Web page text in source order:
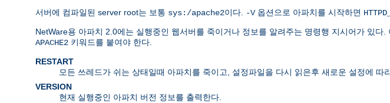
서버에 컴파일된 server root는 보통 sys:/apache2이다. -V옵션으로 아파치를 시작하면
NetWare용 아파치 2.0에는 실행중인 웹서버를 죽이거나 정보를 알려주는 명령행 지시어가 있
APACHE2 키워드를 붙여야 한다.
RESTART
모든 쓰레드가 쉬는 상태일때 아파치를 죽이고, 설정파일을 다시 읽은후 새로운 설정에 따
VERSION
현재 실행중인 아파치 버전 정보를 출력한다.